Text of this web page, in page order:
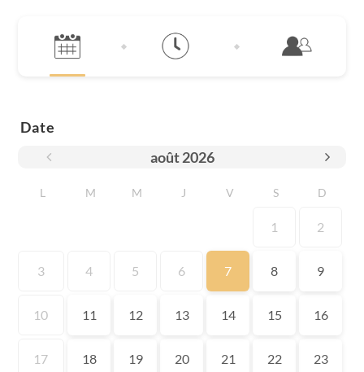
Date
août 2026
L M M J V S D
1 2
3 4 5 6 7 8 9
10 11 12 13 14 15 16
17 18 19 20 21 22 23